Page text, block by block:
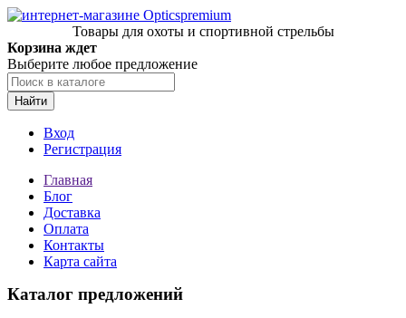
Товары для охоты и спортивной стрельбы
Корзина ждет
Выберите любое предложение
Найти
Вход
Регистрация
Главная
Блог
Доставка
Оплата
Контакты
Карта сайта
Каталог предложений